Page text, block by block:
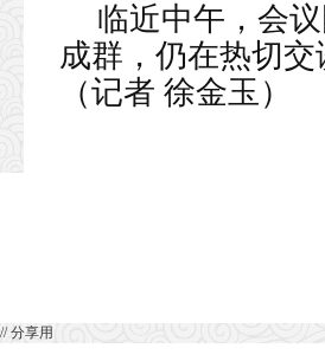
临近中午，会
成群，仍在热切
（记者 徐金玉）
// 分享用